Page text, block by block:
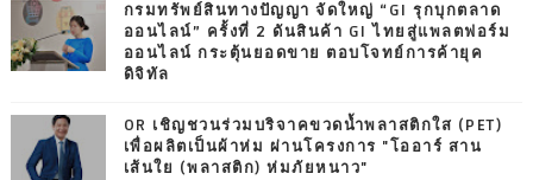
กรมทรัพย์สินทางปัญญา จัดใหญ่ “GI รุกบุกตลาด
ออนไลน์” ครั้งที่ 2 ดันสินค้า GI ไทยสู่แพลตฟอร์ม
ออนไลน์ กระตุ้นยอดขาย ตอบโจทย์การค้ายุค
ดิจิทัล
OR เชิญชวนร่วมบริจาคขวดน้ำพลาสติกใส (PET)
เพื่อผลิตเป็นผ้าห่ม ผ่านโครงการ "โออาร์ สาน
เส้นใย (พลาสติก) ห่มภัยหนาว"